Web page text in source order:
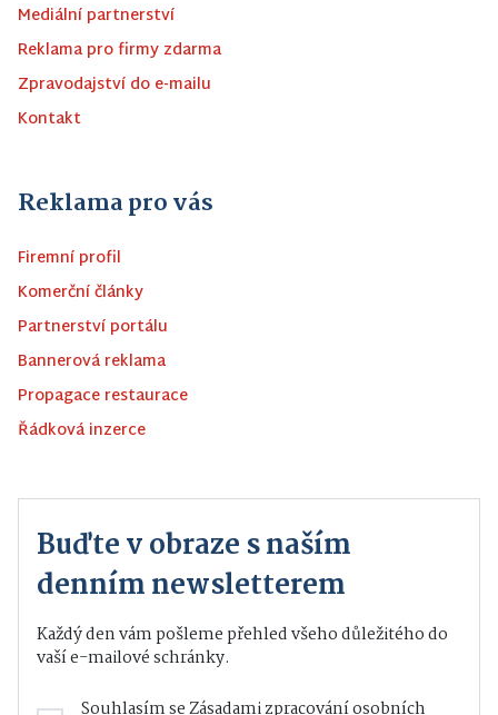
Mediální partnerství
Reklama pro firmy zdarma
Zpravodajství do e-mailu
Kontakt
Reklama pro vás
Firemní profil
Komerční články
Partnerství portálu
Bannerová reklama
Propagace restaurace
Řádková inzerce
Buďte v obraze s naším
denním newsletterem
Každý den vám pošleme přehled všeho důležitého do
vaší e-mailové schránky.
Souhlasím seZásadami zpracování osobních